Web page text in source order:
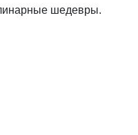
шедевры.